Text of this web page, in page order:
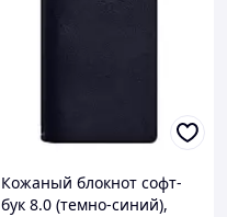
Кожаный блокнот софт-
бук 8.0 (темно-синий),